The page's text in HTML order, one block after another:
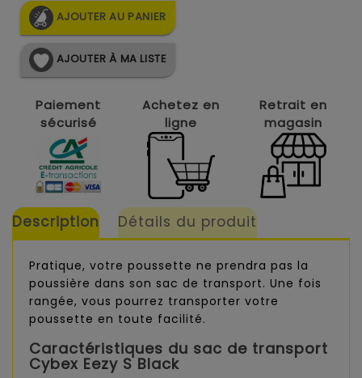
AJOUTER AU PANIER
AJOUTER À MA LISTE
Paiement
sécurisé
Achetez en
ligne
Retrait en
magasin
Description Détails du produit
Pratique, votre poussette ne prendra pas la
poussière dans son sac de transport. Une fois
rangée, vous pourrez transporter votre
poussette en toute facilité.
Caractéristiques du sac de transport
Cybex Eezy S Black